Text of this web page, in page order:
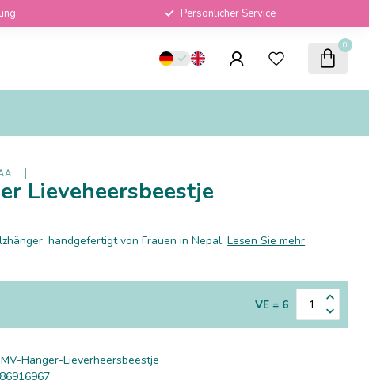
Persönlicher Service
0
Lieveheersbeestje
handgefertigt von Frauen in Nepal.Lesen Sie mehr.
VE = 6
Hanger-Lieverheersbeestje